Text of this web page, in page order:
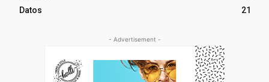
Datos
21
- Advertisement -